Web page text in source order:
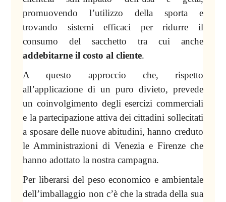
promuovendo l’utilizzo della sporta e
trovando sistemi efficaci per ridurre il
consumo del sacchetto tra cui anche
addebitarne il costo al cliente.
A questo approccio che, rispetto
all’applicazione di un puro divieto, prevede
un coinvolgimento degli esercizi commerciali
e la partecipazione attiva dei cittadini sollecitati
a sposare delle nuove abitudini, hanno creduto
le Amministrazioni di Venezia e Firenze che
hanno adottato la nostra campagna.
Per liberarsi del peso economico e ambientale
dell’imballaggio non c’è che la strada della sua